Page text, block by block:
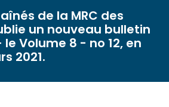
de la MRC des
un nouveau bulletin
le Volume 8 - no 12, en
2021.